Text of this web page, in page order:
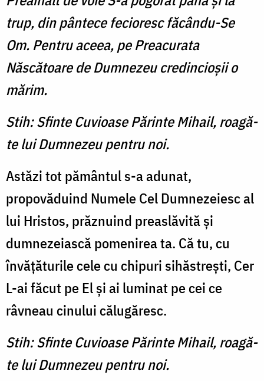
trup, din pântece fecioresc făcându-Se
Om. Pentru aceea, pe Preacurata
Născătoare de Dumnezeu credincioşii o
mărim.
Stih: Sfinte Cuvioase Părinte Mihail, roagă-
te lui Dumnezeu pentru noi.
Astăzi tot pământul s-a adunat,
propovăduind Numele Cel Dumnezeiesc al
lui Hristos, prăznuind preaslăvită şi
dumnezeiască pomenirea ta. Că tu, cu
învăţăturile cele cu chipuri sihăstreşti, Cer
L-ai făcut pe El şi ai luminat pe cei ce
râvneau cinului călugăresc.
Stih: Sfinte Cuvioase Părinte Mihail, roagă-
te lui Dumnezeu pentru noi.